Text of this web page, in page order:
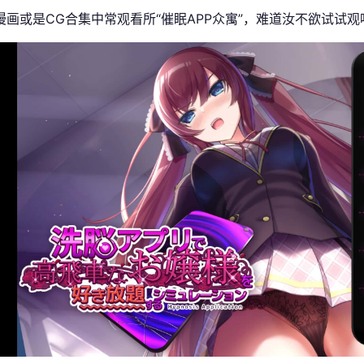
画或是CG合集中常观看所“催眠APP众寓”，难道汝不欲试试